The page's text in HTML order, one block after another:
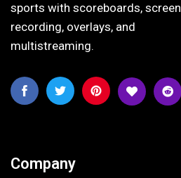
sports with scoreboards, screen
recording, overlays, and
multistreaming.
Company